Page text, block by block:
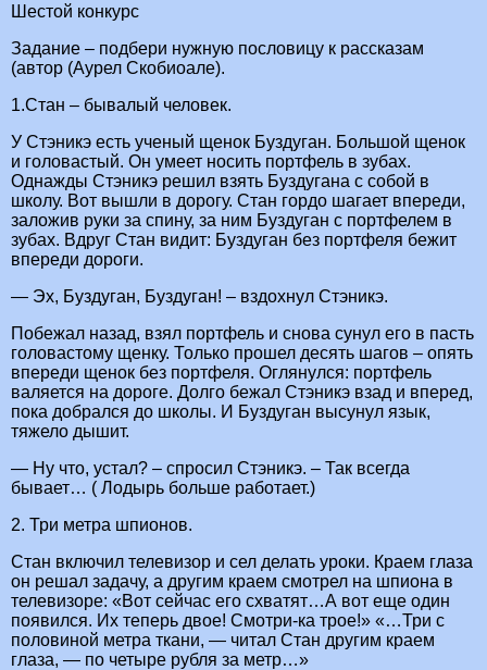
Шестой конкурс
Задание – подбери нужную пословицу к рассказам
(автор (Аурел Скобиоале).
1.Стан – бывалый человек.
У Стэникэ есть ученый щенок Буздуган. Большой щенок
и головастый. Он умеет носить портфель в зубах.
Однажды Стэникэ решил взять Буздугана с собой в
школу. Вот вышли в дорогу. Стан гордо шагает впереди,
заложив руки за спину, за ним Буздуган с портфелем в
зубах. Вдруг Стан видит: Буздуган без портфеля бежит
впереди дороги.
— Эх, Буздуган, Буздуган! – вздохнул Стэникэ.
Побежал назад, взял портфель и снова сунул его в пасть
головастому щенку. Только прошел десять шагов – опять
впереди щенок без портфеля. Оглянулся: портфель
валяется на дороге. Долго бежал Стэникэ взад и вперед,
пока добрался до школы. И Буздуган высунул язык,
тяжело дышит.
— Ну что, устал? – спросил Стэникэ. – Так всегда
бывает… ( Лодырь больше работает.)
2. Три метра шпионов.
Стан включил телевизор и сел делать уроки. Краем глаза
он решал задачу, а другим краем смотрел на шпиона в
телевизоре: «Вот сейчас его схватят…А вот еще один
появился. Их теперь двое! Смотри-ка трое!» «…Три с
половиной метра ткани, — читал Стан другим краем
глаза, — по четыре рубля за метр…»